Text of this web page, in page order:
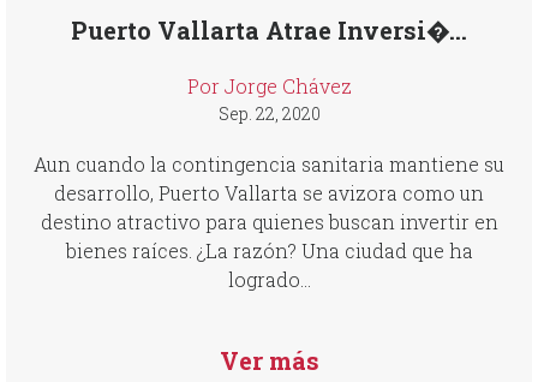
Puerto Vallarta Atrae Inversi�...
Por Jorge Chávez
Sep. 22, 2020
Aun cuando la contingencia sanitaria mantiene su
desarrollo, Puerto Vallarta se avizora como un
destino atractivo para quienes buscan invertir en
bienes raíces. ¿La razón? Una ciudad que ha
logrado...
Ver más